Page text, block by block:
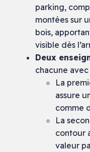
parking,
montées sur
bois,
visible dès
Deux
chacune
La
assure
comme
La
contour
valeur